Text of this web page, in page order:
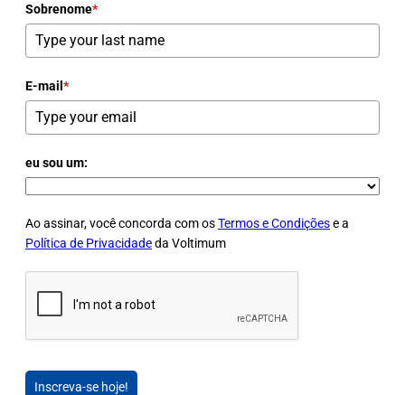
Sobrenome*
E-mail *
eu sou um:
Ao assinar, você concorda com osTermos e Condiçõese a
Política de Privacidadeda Voltimum
Inscreva-se hoje!